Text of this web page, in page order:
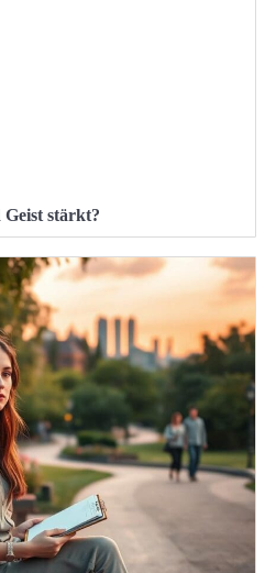
stärkt?